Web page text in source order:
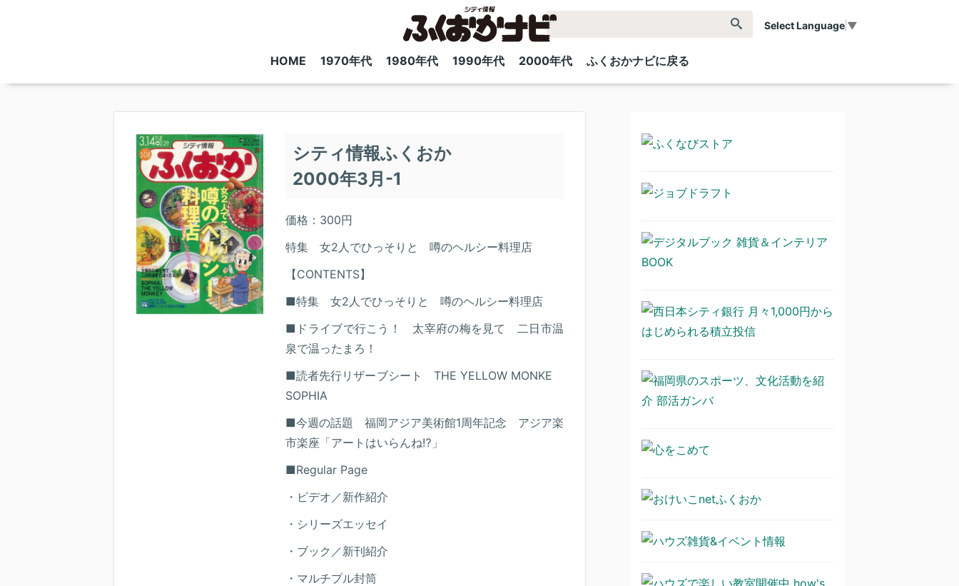
Select Language ▼
HOME 1970年代 1980年代 1990年代 2000年代 ふくおかナビに戻る
シティ情報ふくおか
2000年3月-1
価格：300円
特集 女2人でひっそりと 噂のヘルシー料理店
【CONTENTS】
■特集 女2人でひっそりと 噂のヘルシー料理店
■ドライブで行こう！ 太宰府の梅を見て 二日市温
泉で温ったまろ！
■読者先行リザーブシート THE YELLOW MONKE
SOPHIA
■今週の話題 福岡アジア美術館1周年記念 アジア楽
市楽座「アートはいらんね⁉」
■Regular Page
・ビデオ／新作紹介
・シリーズエッセイ
・ブック／新刊紹介
・マルチプル封筒